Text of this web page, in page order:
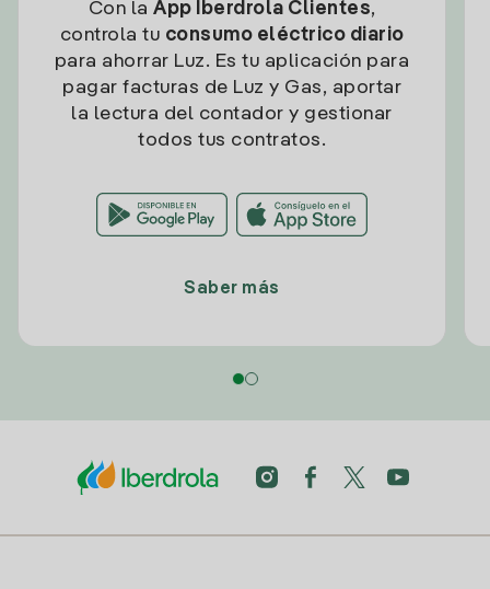
Con la App Iberdrola Clientes,
controla tu consumo eléctrico diario
para ahorrar Luz. Es tu aplicación para
pagar facturas de Luz y Gas, aportar
la lectura del contador y gestionar
todos tus contratos.
Saber más